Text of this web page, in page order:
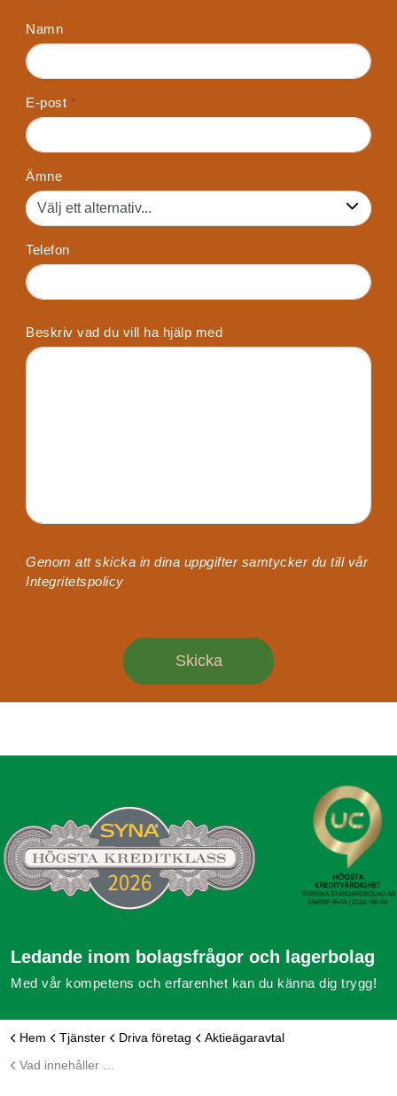
Namn
E-post *
Ämne
Telefon
Beskriv vad du vill ha hjälp med
Genom att skicka in dina uppgifter samtycker du till vår
Integritetspolicy
Ledande inom bolagsfrågor och lagerbolag
Med vår kompetens och erfarenhet kan du känna dig trygg!
Hem Tjänster Driva företag
Aktieägaravtal
Vad innehåller ett aktieägaravtal?